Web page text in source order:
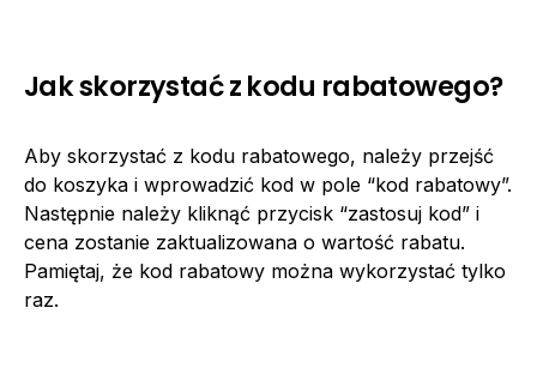
Jak skorzystać z kodu rabatowego?
Aby skorzystać z kodu rabatowego, należy przejść
do koszyka i wprowadzić kod w pole “kod rabatowy”.
Następnie należy kliknąć przycisk “zastosuj kod” i
cena zostanie zaktualizowana o wartość rabatu.
Pamiętaj, że kod rabatowy można wykorzystać tylko
raz.